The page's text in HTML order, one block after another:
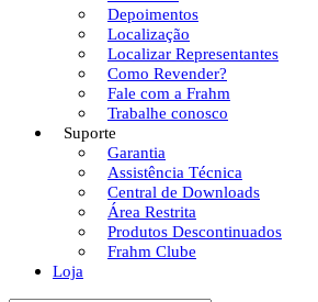
Depoimentos
Localização
Localizar Representantes
Como Revender?
Fale com a Frahm
Trabalhe conosco
Suporte
Garantia
Assistência Técnica
Central de Downloads
Área Restrita
Produtos Descontinuados
Frahm Clube
Loja